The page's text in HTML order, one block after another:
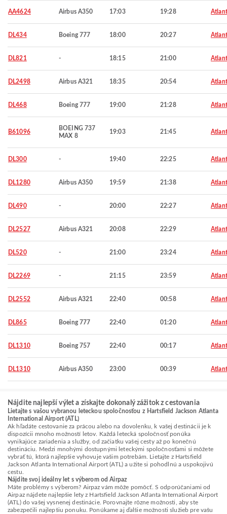
AA4624 Airbus A350 17:03 19:28
DL434 Boeing 777 18:00 20:27
DL821 - 18:15 21:00
DL2498 Airbus A321 18:35 20:54
DL468 Boeing 777 19:00 21:28
B61096
BOEING 737
MAX 8
19:03 21:45
DL300 - 19:40 22:25
DL1280 Airbus A350 19:59 21:38
DL490 - 20:00 22:27
DL2527 Airbus A321 20:08 22:29
DL520 - 21:00 23:24
DL2269 - 21:15 23:59
DL2552 Airbus A321 22:40 00:58
DL865 Boeing 777 22:40 01:20
DL1310 Boeing 757 22:40 00:17
DL1310 Airbus A350 23:00 00:39
Nájdite najlepší výlet a získajte dokonalý zážitok z cestovania
Lietajte s vašou vybranou leteckou spoločnosťou z Hartsfield Jackson Atlanta
International Airport (ATL)
Ak hľadáte cestovanie za prácou alebo na dovolenku, k vašej destinácii je k
dispozícii mnoho možností letov. Každá letecká spoločnosť ponúka
vynikajúce zariadenia a služby, od začiatku vašej cesty až po konečnú
destináciu. Medzi mnohými dostupnými leteckými spoločnosťami si môžete
vybrať tú, ktorá najlepšie vyhovuje vašim potrebám. Lietajte z Hartsfield
Jackson Atlanta International Airport (ATL) a užite si pohodlnú a uspokojivú
cestu.
Nájdite svoj ideálny let s výberom od Airpaz
Máte problémy s výberom? Airpaz vám môže pomôcť. S odporúčaniami od
Airpaz nájdete najlepšie lety z Hartsfield Jackson Atlanta International Airport
(ATL) do vašej vysnenej destinácie. Porovnajte rôzne možnosti, aby ste
zabezpečili najlepšiu ponuku. Ponúkame aj ďalšie možnosti služieb pre vašu